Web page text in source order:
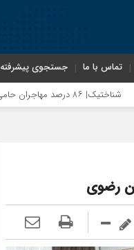
تماس با ما جستجوی پیشرفته
رضوی